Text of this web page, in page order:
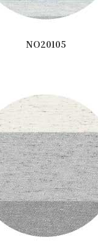
NO20105